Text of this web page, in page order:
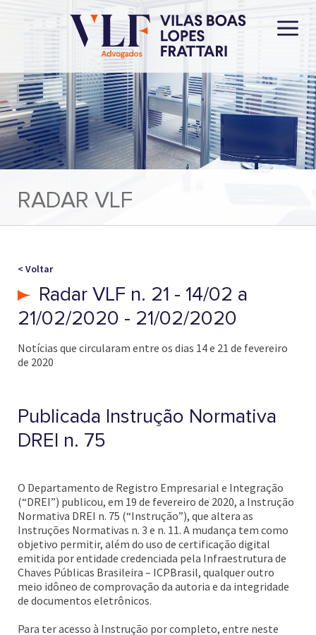
RADAR VLF
< Voltar
Radar VLF n. 21 - 14/02 a
21/02/2020 - 21/02/2020
Notícias que circularam entre os dias 14 e 21 de fevereiro
de 2020
Publicada Instrução Normativa
DREI n. 75
O Departamento de Registro Empresarial e Integração
(“DREI”) publicou, em 19 de fevereiro de 2020, a Instrução
Normativa DREI n. 75 (“Instrução”), que altera as
Instruções Normativas n. 3 e n. 11. A mudança tem como
objetivo permitir, além do uso de certificação digital
emitida por entidade credenciada pela Infraestrutura de
Chaves Públicas Brasileira – ICPBrasil, qualquer outro
meio idôneo de comprovação da autoria e da integridade
de documentos eletrônicos.
Para ter acesso à Instrução por completo, entre neste